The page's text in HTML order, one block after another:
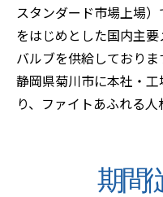
スタンダード市場上場
をはじめとした国内主
バルブを供給しておりま
静岡県菊川市に本社・
り、ファイトあふれる人
期間